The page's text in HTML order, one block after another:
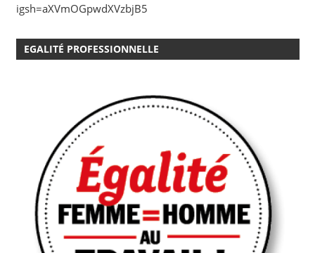
igsh=aXVmOGpwdXVzbjB5
EGALITÉ PROFESSIONNELLE